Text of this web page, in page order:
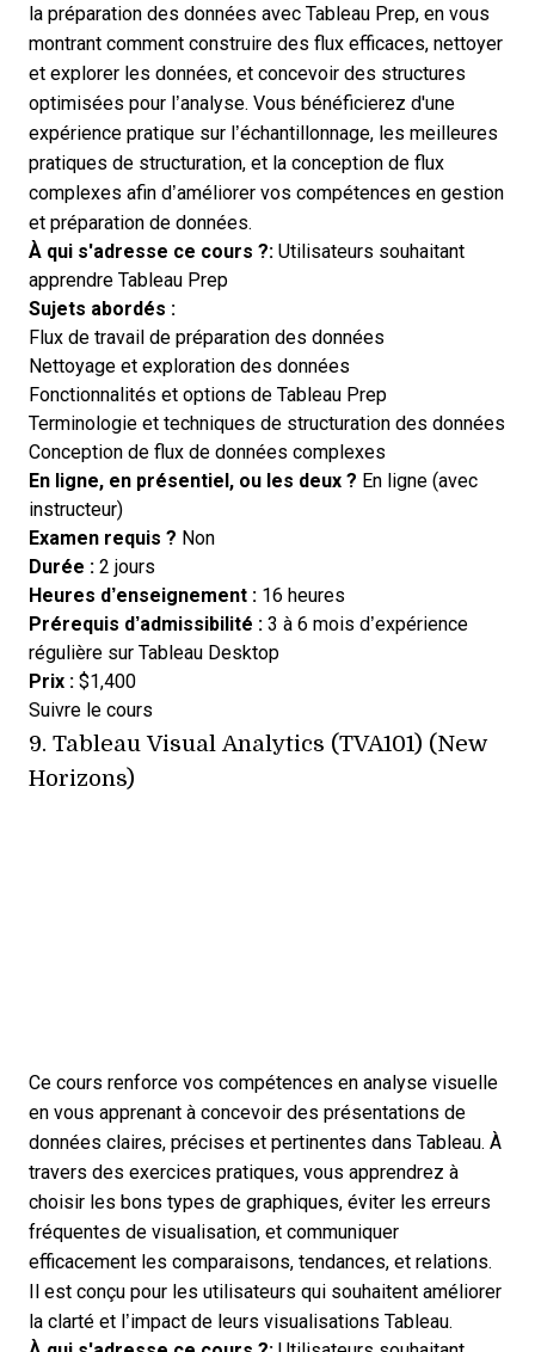
la préparation des données avec Tableau Prep, en vous
montrant comment construire des flux efficaces, nettoyer
et explorer les données, et concevoir des structures
optimisées pour l’analyse. Vous bénéficierez d'une
expérience pratique sur l’échantillonnage, les meilleures
pratiques de structuration, et la conception de flux
complexes afin d’améliorer vos compétences en gestion
et préparation de données.
À qui s'adresse ce cours ?: Utilisateurs souhaitant
apprendre Tableau Prep
Sujets abordés :
Flux de travail de préparation des données
Nettoyage et exploration des données
Fonctionnalités et options de Tableau Prep
Terminologie et techniques de structuration des données
Conception de flux de données complexes
En ligne, en présentiel, ou les deux ? En ligne (avec
instructeur)
Examen requis ? Non
Durée : 2 jours
Heures d’enseignement : 16 heures
Prérequis d’admissibilité : 3 à 6 mois d’expérience
régulière sur Tableau Desktop
Prix : $1,400
Suivre le cours
9. Tableau Visual Analytics (TVA101) (New
Horizons)
Ce cours renforce vos compétences en analyse visuelle
en vous apprenant à concevoir des présentations de
données claires, précises et pertinentes dans Tableau. À
travers des exercices pratiques, vous apprendrez à
choisir les bons types de graphiques, éviter les erreurs
fréquentes de visualisation, et communiquer
efficacement les comparaisons, tendances, et relations.
Il est conçu pour les utilisateurs qui souhaitent améliorer
la clarté et l’impact de leurs visualisations Tableau.